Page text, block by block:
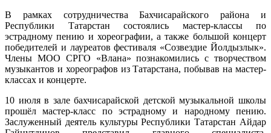
В рамках сотрудничества Бахчисарайского района и
Республики Татарстан состоялись мастер-классы по
эстрадному пению и хореографии, а также большой концерт
победителей и лауреатов фестиваля «Созвездие Йолдызлык».
Члены МОО СРГО «Влана» познакомились с творчеством
музыкантов и хореографов из Татарстана, побывав на мастер-
классах и концерте.
10 июля в зале бахчисарайской детской музыкальной школы
прошёл мастер-класс по эстрадному и народному пению.
Заслуженный деятель культуры Республики Татарстан Айдар